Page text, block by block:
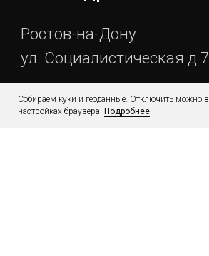
Собираем куки и геоданные. Отключить можно в
настройках браузера. Подробнее.